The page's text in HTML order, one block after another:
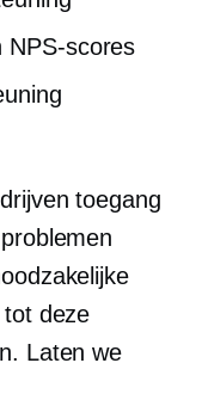
NPS-scores
toegang
deze
Laten we